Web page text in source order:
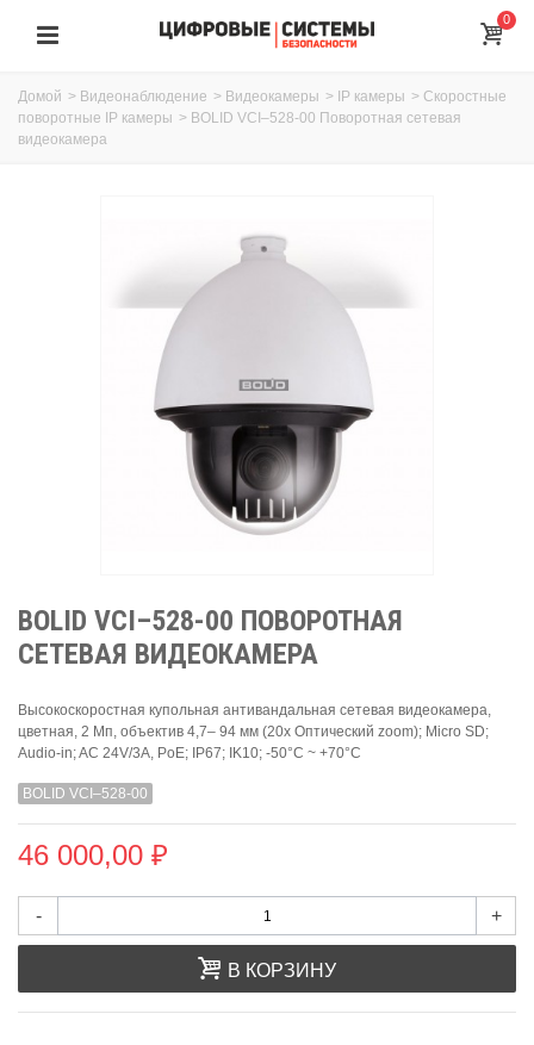
0
Домой > Видеонаблюдение > Видеокамеры > IP камеры > Скоростные
поворотные IP камеры > BOLID VCI–528-00 Поворотная сетевая
видеокамера
BOLID VCI–528-00 ПОВОРОТНАЯ
СЕТЕВАЯ ВИДЕОКАМЕРА
Высокоскоростная купольная антивандальная сетевая видеокамера,
цветная, 2 Мп, объектив 4,7– 94 мм (20x Оптический zoom); Micro SD;
Audio-in; AC 24V/3A, PoE; IP67; IK10; -50°C ~ +70°C
BOLID VCI–528-00
46 000,00 ₽
- +
В КОРЗИНУ